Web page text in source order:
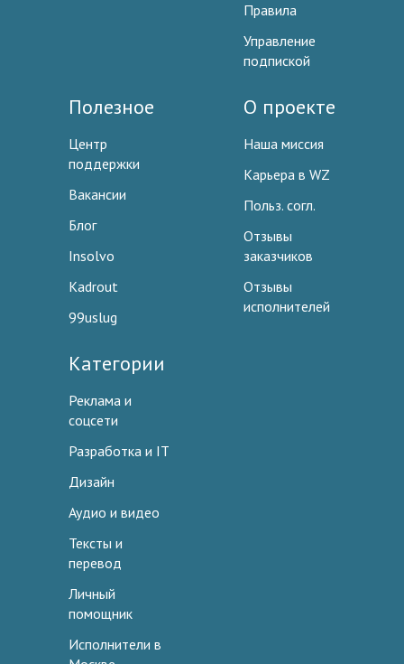
Правила
Управление
подпиской
Полезное
Центр
поддержки
Вакансии
Блог
Insolvo
Kadrout
99uslug
О проекте
Наша миссия
Карьера в WZ
Польз. согл.
Отзывы
заказчиков
Отзывы
исполнителей
Категории
Реклама и
соцсети
Разработка и IT
Дизайн
Аудио и видео
Тексты и
перевод
Личный
помощник
Исполнители в